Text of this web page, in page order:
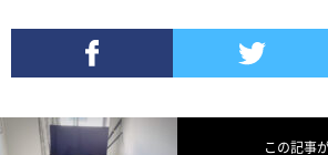
この記事